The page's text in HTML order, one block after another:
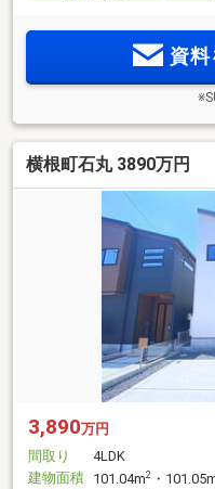
資
横根町石丸 3890万円
3,890万円
間取り
4LDK
建物面積 101.04m2 ・